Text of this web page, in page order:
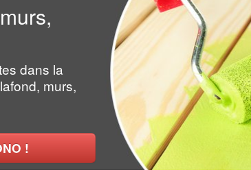
dans la
murs,
!